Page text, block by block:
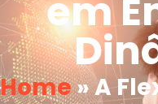
em
Home»A